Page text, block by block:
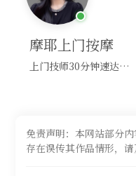
摩耶上门按摩
上门技师30分钟速达，别问，快约！
免责声明：本网站部分
存在误传其作品情形，请